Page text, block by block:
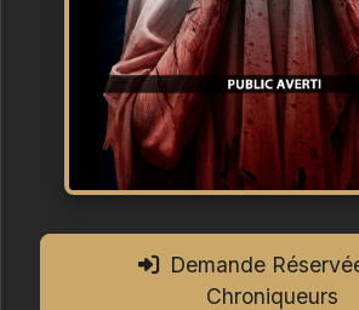
Demande
Chroniqueurs